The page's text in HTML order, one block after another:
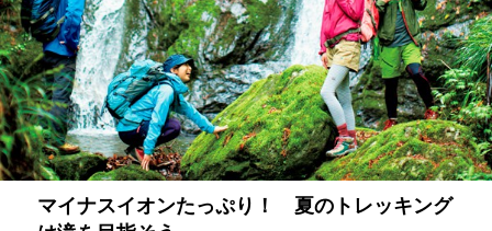
マイナスイオンたっぷり！ 夏のトレッキング